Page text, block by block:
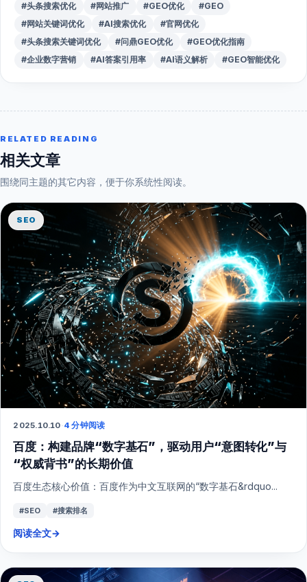
#头条搜索优化
#网站推广 #GEO优化
#GEO
#网站关键词优化
#AI搜索优化
#官网优化
#头条搜索关键词优化
#问鼎GEO优化
#GEO优化指南
#企业数字营销
#AI答案引用率 #AI语义解析 #GEO智能优化
RELATED READING
相关文章
围绕同主题的其它内容，便于你系统性阅读。
SEO
2025.10.10·4 分钟阅读
百度：构建品牌“数字基石”，驱动用户“意图转化”与
“权威背书”的长期价值
百度生态核心价值：百度作为中文互联网的“数字基石&rdquo...
#SEO #搜索排名
阅读全文→